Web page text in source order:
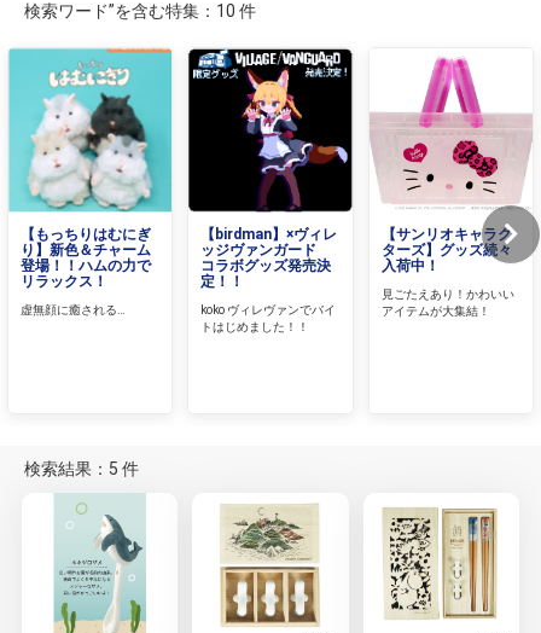
検索ワード”を含む特集：10 件
【もっちりはむにぎ
り】新色＆チャーム
登場！！ハムの力で
リラックス！
虚無顔に癒される…
【birdman】×ヴィレ
ッジヴァンガード
コラボグッズ発売決
定！！
koko ヴィレヴァンでバイ
トはじめました！！
【サンリオキャラク
ターズ】グッズ続々
入荷中！
見ごたえあり！かわいい
アイテムが大集結！
検索結果：5 件